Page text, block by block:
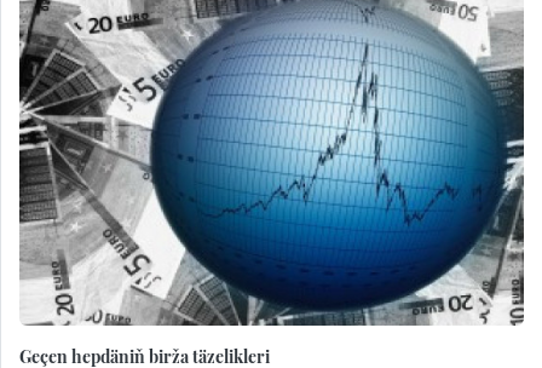
Geçen hepdäniň birža täzelikleri